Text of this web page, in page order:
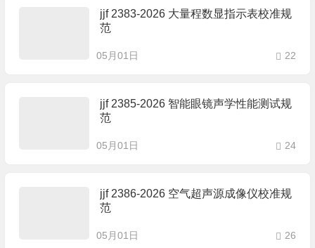
jjf 2383-2026 大量程数显指示表校准规
范
05月01日 22
jjf 2385-2026 智能眼镜声学性能测试规
范
05月01日 24
jjf 2386-2026 空气超声源成像仪校准规
范
05月01日 26